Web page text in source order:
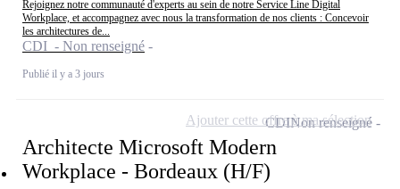
Rejoignez notre communauté d'experts au sein de notre Service Line Digital
Workplace, et accompagnez avec nous la transformation de nos clients : Concevoir
les architectures de...
CDI - Non renseigné
Publié il y a 3 jours
Architecte Microsoft Modern
Workplace - Bordeaux (H/F)
CDINon renseigné
Ajouter cette offre à ma sélection